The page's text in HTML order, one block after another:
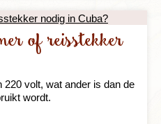
of reisstekker
220 volt, wat ander is dan de
wordt.